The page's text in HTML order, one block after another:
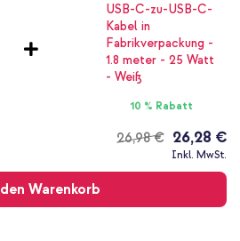
Smartwatch, Tablet, Kabellose
10 % Rabatt
26,98 € 26,28 €
Inkl. MwSt.
Warenkorb